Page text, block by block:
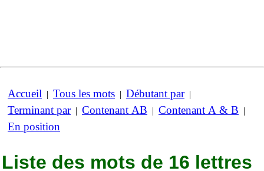
Accueil | Tous les mots | Débutant par|
Terminant par| Contenant AB | Contenant A & B |
En position
Liste des mots de 16 lettres